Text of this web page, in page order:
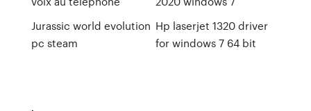
Jurassic world evolution
pc steam
Hp laserjet 1320 driver
for windows 7 64 bit